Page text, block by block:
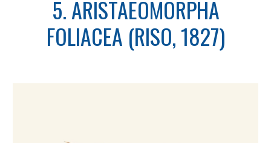
5. ARISTAEOMORPHA
FOLIACEA (RISO, 1827)